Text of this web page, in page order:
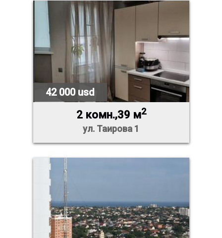
42 000 usd
2 комн.,39 м2
ул. Таирова 1